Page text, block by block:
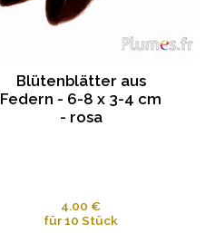
Blütenblätter aus
Federn - 6-8 x 3-4 cm
- rosa
4.00 €
für 10 Stück